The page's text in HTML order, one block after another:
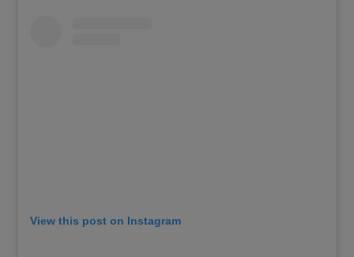
View this post on Instagram